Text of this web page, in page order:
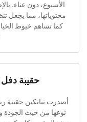
دون عناء. بالإضافة إلى
مما يجعل تنظيمها أسهل
خيوط الخياطة عالية
الاستخدام
حقيبة دفل عملية
حقيبة رياضية تتجاوز
حيث الجودة والمواد